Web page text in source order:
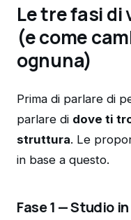
Le tre fasi
(e come
ognuna)
Prima di parlare di
parlare di dove ti
struttura. Le
in base a questo.
Fase 1 — Studio